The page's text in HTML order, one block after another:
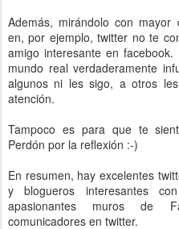
Además, mirándolo con mayor
en, por ejemplo, twitter no te
amigo interesante en
mundo real verdaderamente
algunos ni les sigo, a otros
atención.
Tampoco es para que te
Perdón por la reflexión :-)
En resumen, hay excelentes
y blogueros interesantes
apasionantes muros de
comunicadores en twitter.